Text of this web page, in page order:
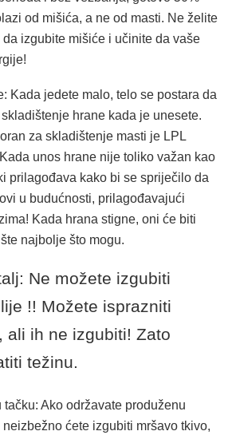
od mišića, a ne od masti. Ne želite
izgubite mišiće i učinite da vaše
Kada jedete malo, telo se postara da
hrane kada je unesete.
za skladištenje masti je LPL
unos hrane nije toliko važan kao
prilagođava kako bi se spriječilo da
u budućnosti, prilagođavajući
Kada hrana stigne, oni će biti
najbolje što mogu.
Ne možete izgubiti
!! Možete isprazniti
ali ih ne izgubiti! Zato
težinu.
Ako održavate produženu
ćete izgubiti mršavo tkivo,